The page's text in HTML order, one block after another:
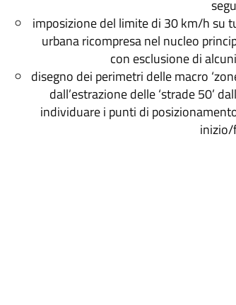
imposizione del limite di 30 km/h su
urbana ricompresa nel nucleo
con esclusione di
disegno dei perimetri delle macro
dall’estrazione delle ‘strade 50’
individuare i punti di
inizio/